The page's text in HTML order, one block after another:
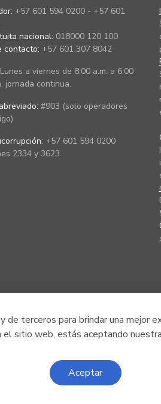
de terceros para brindar una mejor
el sitio web, estás aceptando
Aceptar
+57 601 594 0200 - +57 601
nacional: 018000 120 100
contacto: +57 601 307 8042
Lunes a viernes de 8:00 a.m. a 6:00
jornada continua.
#903 (solo operadores
+57 601 594 0200
2334 y 3623